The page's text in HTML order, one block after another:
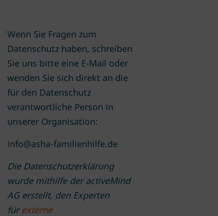
Wenn Sie Fragen zum
Datenschutz haben, schreiben
Sie uns bitte eine E-Mail oder
wenden Sie sich direkt an die
für den Datenschutz
verantwortliche Person in
unserer Organisation:
info@asha-familienhilfe.de
Die Datenschutzerklärung
wurde mithilfe der activeMind
AG erstellt, den Experten
fürexterne